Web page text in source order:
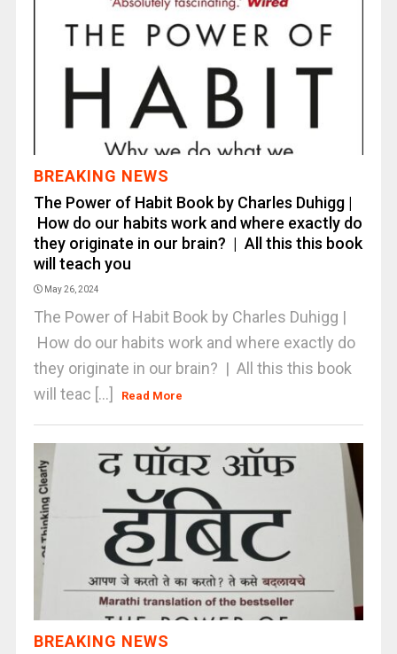
BREAKING NEWS
The Power of Habit Book by Charles Duhigg |
How do our habits work and where exactly do
they originate in our brain? | All this this book
will teach you
May 26, 2024
The Power of Habit Book by Charles Duhigg |
How do our habits work and where exactly do
they originate in our brain? | All this this book
will teac [...]
Read More
BREAKING NEWS